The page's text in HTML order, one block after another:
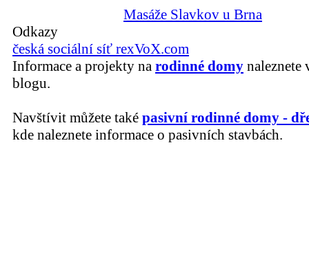
Masáže Slavkov u Brna
Odkazy
česká sociální síť rexVoX.com
Informace a projekty na rodinné domy naleznete
blogu.
Navštívit můžete také pasivní rodinné domy -
kde naleznete informace o pasivních stavbách.